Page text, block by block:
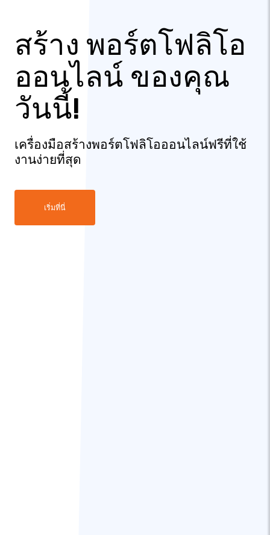
สร้าง พอร์ตโฟลิโอ
ออนไลน์ ของคุณ
วันนี้!
เครื่องมือสร้างพอร์ตโฟลิโอออนไลน์ฟรีที่ใช้
งานง่ายที่สุด
เริ่มที่นี่